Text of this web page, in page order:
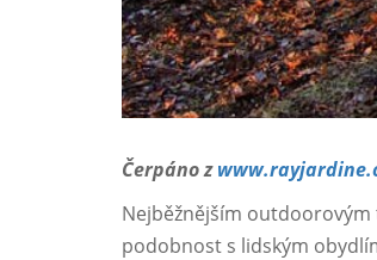
Čerpáno z
Nejběžnějším
podobnost s lidským